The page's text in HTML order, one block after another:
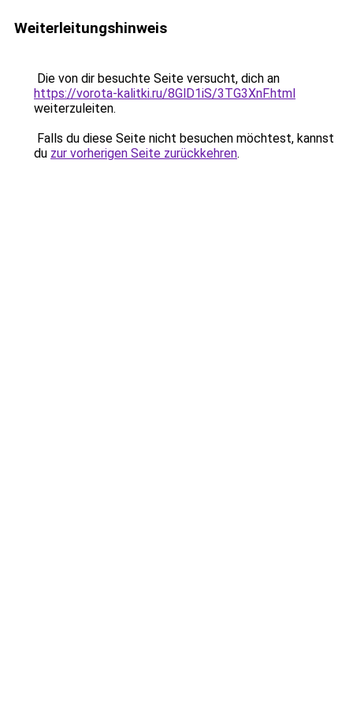
Weiterleitungshinweis
Die von dir besuchte Seite versucht, dich an
https://vorota-kalitki.ru/8GlD1iS/3TG3XnF.html
weiterzuleiten.
Falls du diese Seite nicht besuchen möchtest, kannst
du zur vorherigen Seite zurückkehren.